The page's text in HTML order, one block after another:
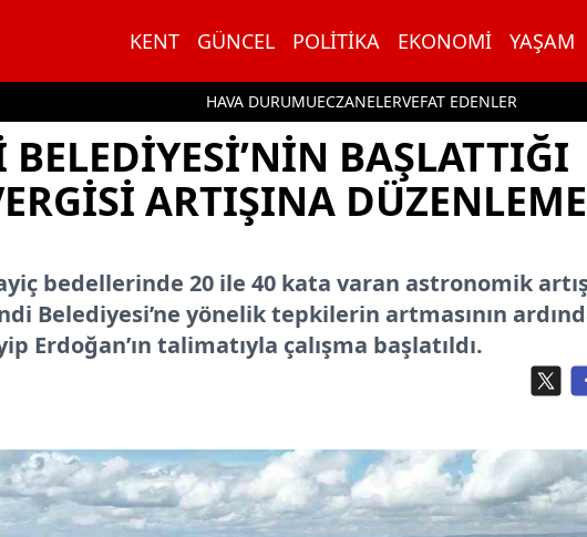
KENT GÜNCEL POLITIKA EKONOMI YAŞAM
HAVA DURUMUECZANELERVEFAT EDENLER
BELEDIYESI’NIN BAŞLATTIĞI
ARTIŞINA DÜZENLEME
bedellerinde 20 ile 40 kata varan astronomik
Belediyesi’ne yönelik tepkilerin artmasının
Erdoğan’ın talimatıyla çalışma başlatıldı.